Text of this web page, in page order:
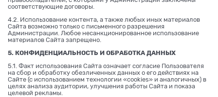
соответствующие договоры.
4.2. Использование контента, а также любых иных материалов
Сайта возможно только с письменного разрешения
Администрации. Любое несанкционированное использование
материалов Сайта запрещено.
5. КОНФИДЕНЦИАЛЬНОСТЬ И ОБРАБОТКА ДАННЫХ
5.1. Факт использования Сайта означает согласие Пользователя
на сбор и обработку обезличенных данных о его действиях на
Сайте (с использованием технологии «cookies» и аналогичных) в
целях анализа аудитории, улучшения работы Сайта и показа
целевой рекламы.